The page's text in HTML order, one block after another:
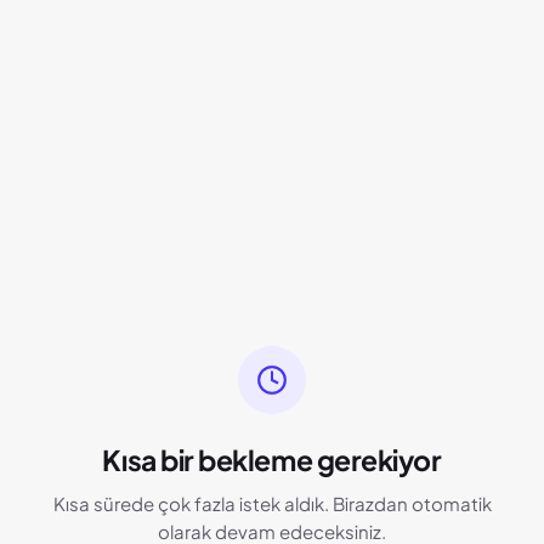
Kısa bir bekleme gerekiyor
Kısa sürede çok fazla istek aldık. Birazdan otomatik
olarak devam edeceksiniz.